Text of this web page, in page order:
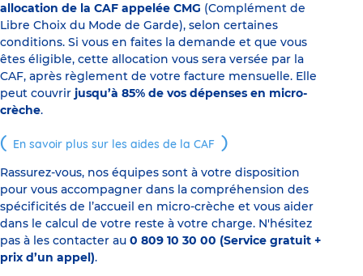
allocation de la CAF appelée CMG (Complément de
Libre Choix du Mode de Garde), selon certaines
conditions. Si vous en faites la demande et que vous
êtes éligible, cette allocation vous sera versée par la
CAF, après règlement de votre facture mensuelle. Elle
peut couvrir jusqu’à 85% de vos dépenses en micro-
crèche.
En savoir plus sur les aides de la CAF
Rassurez-vous, nos équipes sont à votre disposition
pour vous accompagner dans la compréhension des
spécificités de l’accueil en micro-crèche et vous aider
dans le calcul de votre reste à votre charge. N'hésitez
pas à les contacter au 0 809 10 30 00 (Service gratuit +
prix d’un appel).